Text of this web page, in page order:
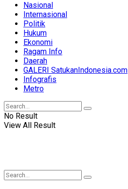
Nasional
Internasional
Politik
Hukum
Ekonomi
Ragam Info
Daerah
GALERI SatukanIndonesia.com
Infografis
Metro
No Result
View All Result